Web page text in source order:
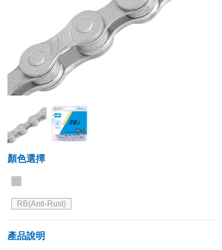
顏色選擇
RB(Anti-Rust)
產品說明